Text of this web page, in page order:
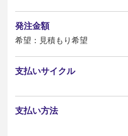
発注金額
希望：見積もり希望
支払いサイクル
支払い方法